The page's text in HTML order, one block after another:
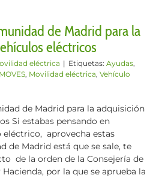
de Madrid para la
eléctricos
eléctrica | Etiquetas: Ayudas,
MOVES, Movilidad eléctrica, Vehículo
de Madrid para la adquisición
Si estabas pensando en
aprovecha estas
de Madrid está que se sale, te
de la orden de la Consejería de
por la que se aprueba la